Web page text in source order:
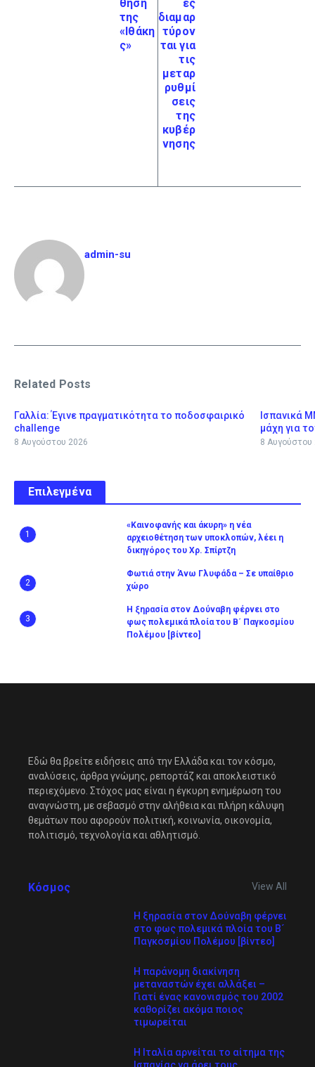
θηση
της
«Ιθάκη
ς»
ες
διαμαρ
τύρον
ται για
τις
μεταρ
ρυθμί
σεις
της
κυβέρ
νησης
admin-su
Related Posts
Γαλλία: Έγινε πραγματικότητα το ποδοσφαιρικό
challenge
8 Αυγούστου 2026
Ισπανικά
μάχη για
8 Αυγούστου
Επιλεγμένα
1
«Καινοφανής και άκυρη» η νέα
αρχειοθέτηση των υποκλοπών, λέει η
δικηγόρος του Χρ. Σπίρτζη
2
Φωτιά στην Άνω Γλυφάδα – Σε υπαίθριο
χώρο
3
Η ξηρασία στον Δούναβη φέρνει στο
φως πολεμικά πλοία του Β´ Παγκοσμίου
Πολέμου [βίντεο]
Εδώ θα βρείτε ειδήσεις από την Ελλάδα και τον κόσμο,
αναλύσεις, άρθρα γνώμης, ρεπορτάζ και αποκλειστικό
περιεχόμενο. Στόχος μας είναι η έγκυρη ενημέρωση του
αναγνώστη, με σεβασμό στην αλήθεια και πλήρη κάλυψη
θεμάτων που αφορούν πολιτική, κοινωνία, οικονομία,
πολιτισμό, τεχνολογία και αθλητισμό.
Κόσμος View All
Η ξηρασία στον Δούναβη φέρνει
στο φως πολεμικά πλοία του Β´
Παγκοσμίου Πολέμου [βίντεο]
Η παράνομη διακίνηση
μεταναστών έχει αλλάξει –
Γιατί ένας κανονισμός του 2002
καθορίζει ακόμα ποιος
τιμωρείται
Η Ιταλία αρνείται το αίτημα της